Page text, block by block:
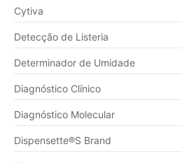
Cytiva
Detecção de Listeria
Determinador de Umidade
Diagnóstico Clínico
Diagnóstico Molecular
Dispensette®S Brand